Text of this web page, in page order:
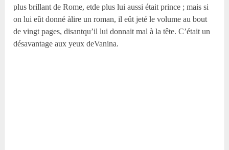
plus brillant de Rome, etde plus lui aussi était prince ; mais si
on lui eût donné àlire un roman, il eût jeté le volume au bout
de vingt pages, disantqu’il lui donnait mal à la tête. C’était un
désavantage aux yeux deVanina.